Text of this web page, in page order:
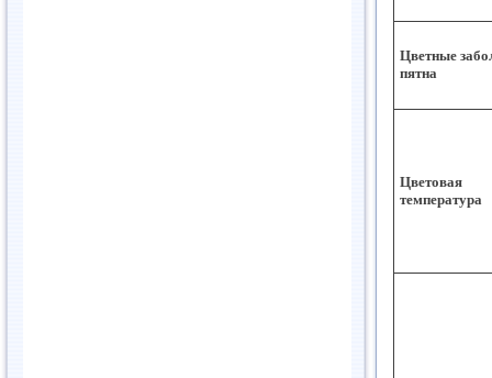
Цветные
пятна
Цветовая
температура